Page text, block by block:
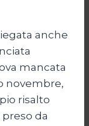
anche
mancata
novembre,
risalto
da